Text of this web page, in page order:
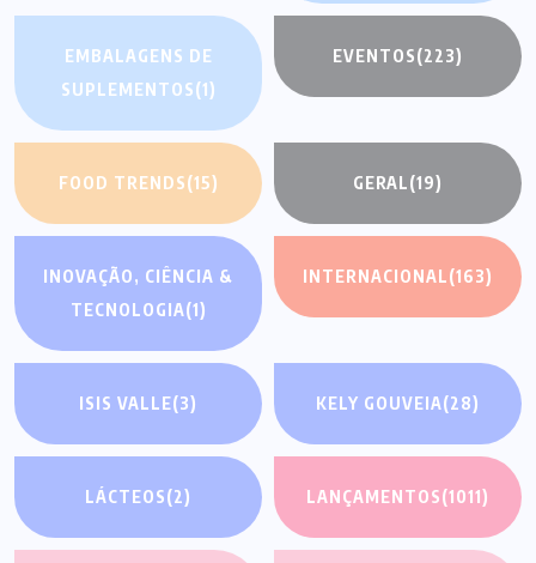
EMBALAGENS DE
SUPLEMENTOS(1)
EVENTOS(223)
FOOD TRENDS(15) GERAL(19)
INOVAÇÃO, CIÊNCIA &
TECNOLOGIA(1)
INTERNACIONAL(163)
ISIS VALLE(3) KELY GOUVEIA(28)
LÁCTEOS(2) LANÇAMENTOS(1011)